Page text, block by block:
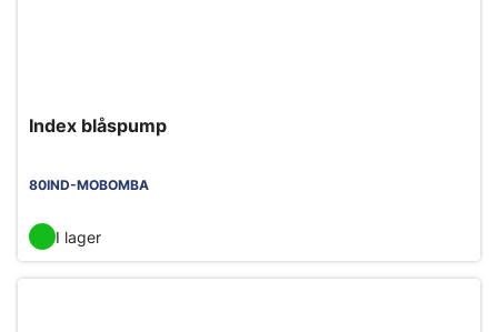
Index blåspump
80IND-MOBOMBA
I lager